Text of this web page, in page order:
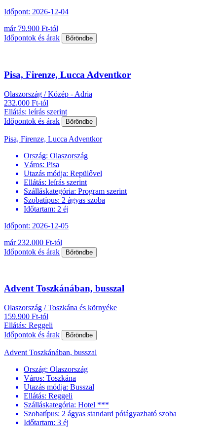
Időpont: 2026-12-04
már 79.900 Ft-tól
Időpontok és árak
Bőröndbe
Pisa, Firenze, Lucca Adventkor
Olaszország / Közép - Adria
232.000 Ft-tól
Ellátás: leírás szerint
Időpontok és árak
Bőröndbe
Pisa, Firenze, Lucca Adventkor
Ország: Olaszország
Város: Pisa
Utazás módja: Repülővel
Ellátás: leírás szerint
Szálláskategória: Program szerint
Szobatípus: 2 ágyas szoba
Időtartam: 2 éj
Időpont: 2026-12-05
már 232.000 Ft-tól
Időpontok és árak
Bőröndbe
Advent Toszkánában, busszal
Olaszország / Toszkána és környéke
159.900 Ft-tól
Ellátás: Reggeli
Időpontok és árak
Bőröndbe
Advent Toszkánában, busszal
Ország: Olaszország
Város: Toszkána
Utazás módja: Busszal
Ellátás: Reggeli
Szálláskategória: Hotel ***
Szobatípus: 2 ágyas standard pótágyazható szoba
Időtartam: 3 éj